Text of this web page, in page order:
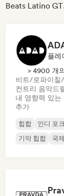
Beats Latino
플레
> 4900 개
비트/로파이칠
컨트리 음악드
내 영향력 있는
추가
힙합 인디 포크
기악 힙합
국